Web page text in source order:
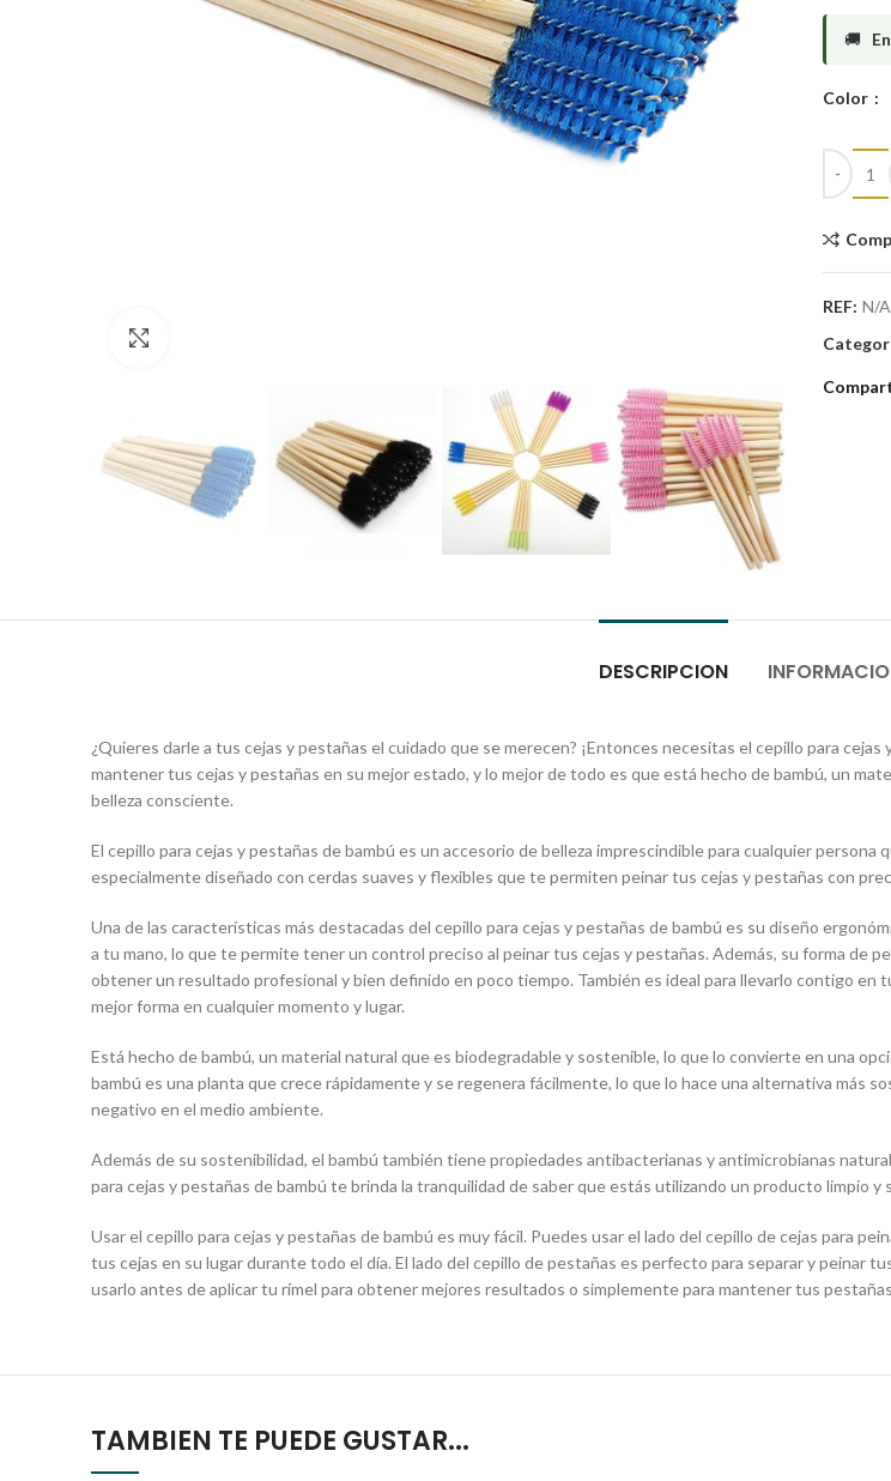
🚚
Color
REF: N/A
DESCRIPCION
¿Quieres darle a tus cejas y pestañas el cuidado que se merecen? ¡Entonces necesitas el cepillo para
mantener tus cejas y pestañas en su mejor estado, y lo mejor de todo es que está hecho de bambú, un
belleza consciente.
El cepillo para cejas y pestañas de bambú es un accesorio de belleza imprescindible para cualquier
especialmente diseñado con cerdas suaves y flexibles que te permiten peinar tus cejas y pestañas con
Una de las características más destacadas del cepillo para cejas y pestañas de bambú es su diseño
a tu mano, lo que te permite tener un control preciso al peinar tus cejas y pestañas. Además, su forma de
obtener un resultado profesional y bien definido en poco tiempo. También es ideal para llevarlo contigo
mejor forma en cualquier momento y lugar.
Está hecho de bambú, un material natural que es biodegradable y sostenible, lo que lo convierte en una
bambú es una planta que crece rápidamente y se regenera fácilmente, lo que lo hace una alternativa
negativo en el medio ambiente.
Además de su sostenibilidad, el bambú también tiene propiedades antibacterianas y antimicrobianas
para cejas y pestañas de bambú te brinda la tranquilidad de saber que estás utilizando un producto limpio y
Usar el cepillo para cejas y pestañas de bambú es muy fácil. Puedes usar el lado del cepillo de cejas para
tus cejas en su lugar durante todo el día. El lado del cepillo de pestañas es perfecto para separar y peinar
usarlo antes de aplicar tu rímel para obtener mejores resultados o simplemente para mantener tus
TAMBIEN TE PUEDE GUSTAR...